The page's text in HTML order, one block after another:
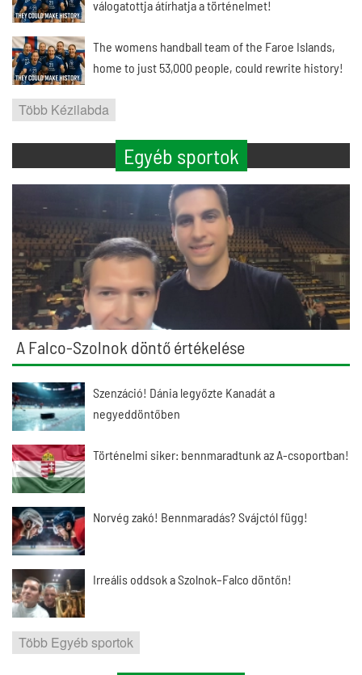
válogatottja átírhatja a történelmet!
The womens handball team of the Faroe Islands,
home to just 53,000 people, could rewrite history!
Több Kézilabda
Egyéb sportok
A Falco-Szolnok döntő értékelése
Szenzáció! Dánia legyőzte Kanadát a
negyeddöntőben
Történelmi siker: bennmaradtunk az A-csoportban!
Norvég zakó! Bennmaradás? Svájctól függ!
Irreális oddsok a Szolnok–Falco döntőn!
Több Egyéb sportok